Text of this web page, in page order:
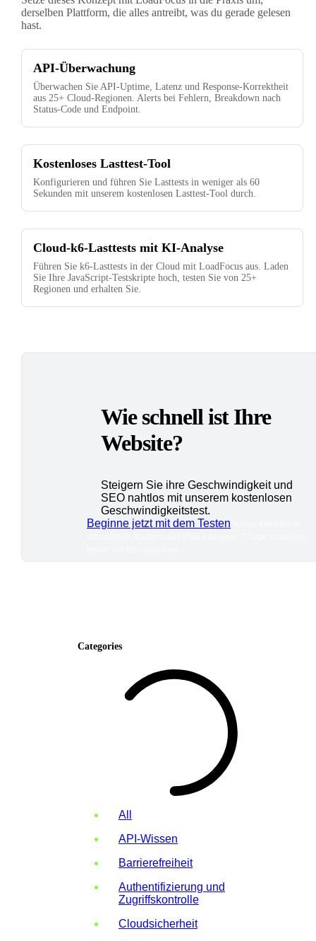
derselben Plattform, die alles antreibt, was du gerade gelesen
hast.
API-Überwachung
Überwachen Sie API-Uptime, Latenz und Response-Korrektheit
aus 25+ Cloud-Regionen. Alerts bei Fehlern, Breakdown nach
Status-Code und Endpoint.
Kostenloses Lasttest-Tool
Konfigurieren und führen Sie Lasttests in weniger als 60
Sekunden mit unserem kostenlosen Lasttest-Tool durch.
Cloud-k6-Lasttests mit KI-Analyse
Führen Sie k6-Lasttests in der Cloud mit LoadFocus aus. Laden
Sie Ihre JavaScript-Testskripte hoch, testen Sie von 25+
Regionen und erhalten Sie.
Wie schnell ist Ihre
Website?
Steigern Sie ihre Geschwindigkeit und
SEO nahtlos mit unserem kostenlosen
Geschwindigkeitstest.
Beginne jetzt mit dem Testen
Categories
All
API-Wissen
Barrierefreiheit
Authentifizierung und
Zugriffskontrolle
Cloudsicherheit